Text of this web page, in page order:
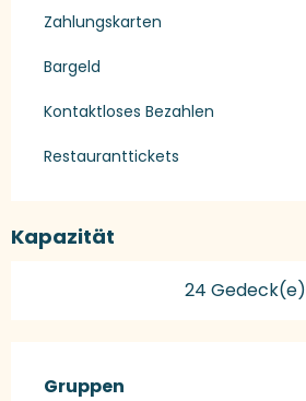
Zahlungskarten
Bargeld
Kontaktloses Bezahlen
Restauranttickets
Kapazität
24 Gedeck(e)
Gruppen
Gruppen